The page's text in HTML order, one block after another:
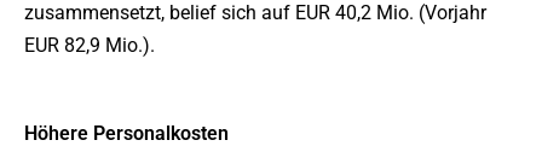
zusammensetzt, belief sich auf EUR 40,2 Mio. (Vorjahr
EUR 82,9 Mio.).
Höhere Personalkosten